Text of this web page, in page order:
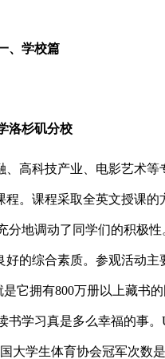
、学校篇
洛杉矶分校
、高科技产业、电影艺术
。课程采取全英文授课
地调动了同学们的积极
好的综合素质。参观活动主
是它拥有800万册以上藏书
学习真是多么幸福的事。
大学生体育协会冠军次数